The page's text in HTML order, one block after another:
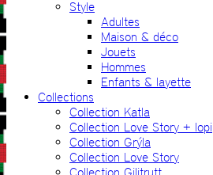
Style
Adultes
Maison & déco
Jouets
Hommes
Enfants & layette
Collections
Collection Katla
Collection Love Story + lopi
Collection Grýla
Collection Love Story